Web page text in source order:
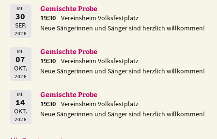
MI.
30
SEP.
2026
Gemischte Probe
19:30
Vereinsheim Volksfestplatz
Neue Sängerinnen und Sänger sind herzlich willkommen!
MI.
07
OKT.
2026
Gemischte Probe
19:30
Vereinsheim Volksfestplatz
Neue Sängerinnen und Sänger sind herzlich willkommen!
MI.
14
OKT.
2026
Gemischte Probe
19:30
Vereinsheim Volksfestplatz
Neue Sängerinnen und Sänger sind herzlich willkommen!